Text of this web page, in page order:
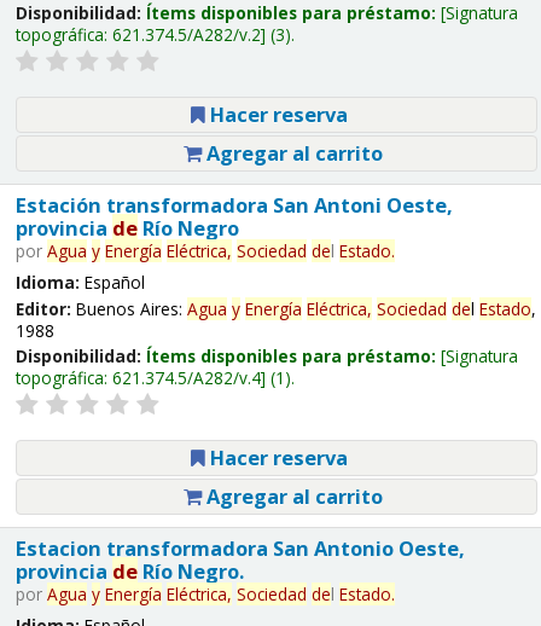
Disponibilidad: Ítems disponibles para préstamo: Signatura
topográfica: 621.374.5/A282/v.2 (3).
Hacer reserva
Agregar al carrito
Estación transformadora San Antoni Oeste,
provincia deRío Negro
por Agua y Energía Eléctrica, Sociedad del Estado.
Idioma: Español
Editor: Buenos Aires: Agua y Energía Eléctrica, Sociedad del Estado,
1988
Disponibilidad: Ítems disponibles para préstamo: Signatura
topográfica: 621.374.5/A282/v.4 (1).
Hacer reserva
Agregar al carrito
Estacion transformadora San Antonio Oeste,
provincia deRío Negro.
por Agua y Energía Eléctrica, Sociedad del Estado.